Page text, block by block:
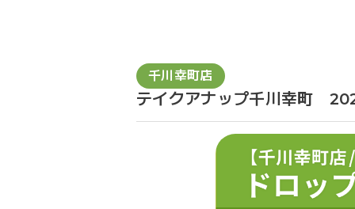
千川幸町店
テイクアナップ千川幸町